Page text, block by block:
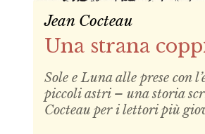
Jean Cocteau
Una strana
Sole e Luna alle prese con
piccoli astri – una storia
Cocteau per i lettori più